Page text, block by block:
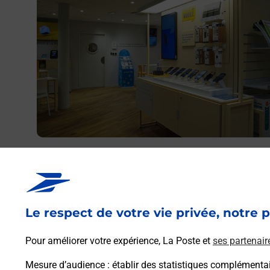
Le respect de votre vie privée, notre
Pour améliorer votre expérience, La Poste et ses
Mesure d’audience : établir des statistiques
Vous recherchez un smartphone pas cher proche de
vous ? Découvrez notre offre de téléphones iPhone
dans vos bureaux de Poste à SAINT LAURENT DES
AUTELS (49270) !